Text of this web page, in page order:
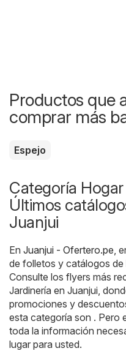
Productos que
comprar más
Espejo
Categoría
Últimos
Juanjui
En Juanjui - Ofertero.pe ,
de folletos y catálogos de
Consulte los flyers más
Jardinería en Juanjui,
promociones y
esta categoría son . Pero
toda la información
lugar para usted.